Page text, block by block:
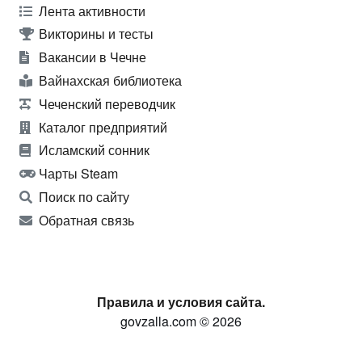
Лента активности
Викторины и тесты
Вакансии в Чечне
Вайнахская библиотека
Чеченский переводчик
Каталог предприятий
Исламский сонник
Чарты Steam
Поиск по сайту
Обратная связь
Правила и условия сайта.
govzalla.com © 2026